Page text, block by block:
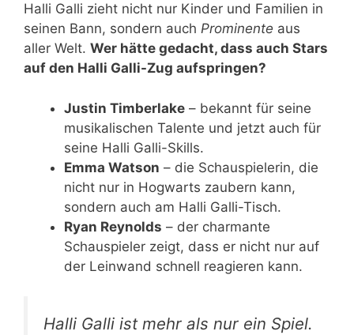
Halli Galli zieht nicht nur Kinder und Familien in
seinen Bann, sondern auch Prominente aus
aller Welt. Wer hätte gedacht, dass auch Stars
auf den Halli Galli-Zug aufspringen?
Justin Timberlake – bekannt für seine
musikalischen Talente und jetzt auch für
seine Halli Galli-Skills.
Emma Watson – die Schauspielerin, die
nicht nur in Hogwarts zaubern kann,
sondern auch am Halli Galli-Tisch.
Ryan Reynolds – der charmante
Schauspieler zeigt, dass er nicht nur auf
der Leinwand schnell reagieren kann.
Halli Galli ist mehr als nur ein Spiel.